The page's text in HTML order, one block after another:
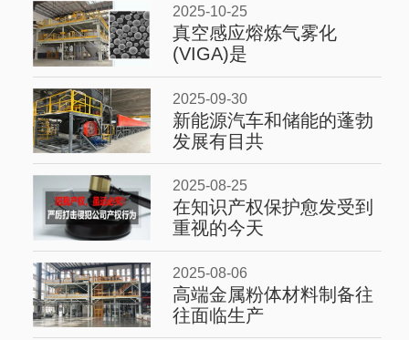
2025-10-25
真空感应熔炼气雾化
(VIGA)是
2025-09-30
新能源汽车和储能的蓬勃
发展有目共
2025-08-25
在知识产权保护愈发受到
重视的今天
2025-08-06
高端金属粉体材料制备往
往面临生产